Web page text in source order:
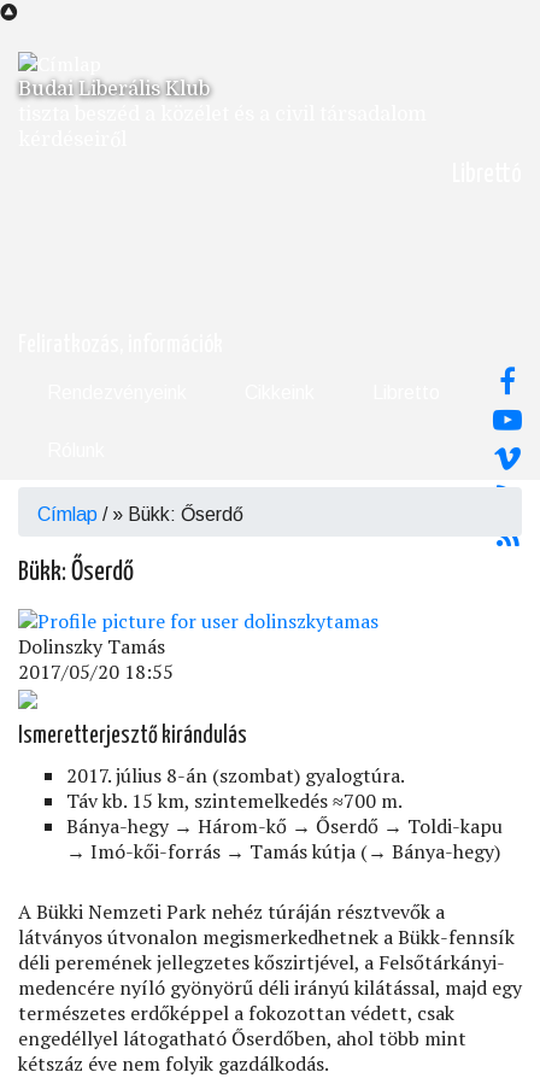
Ugrás
tartalomra
Budai Liberális Klub
Morzsa
Címlap / Bükk: Őserdő
Bükk: Őserdő
Dolinszky Tamás
2017/05/20 18:55
Ismeretterjesztő kirándulás
2017. július 8-án (szombat) gyalogtúra.
Táv kb. 15 km, szintemelkedés ≈700 m.
Bánya-hegy → Három-kő → Őserdő → Toldi-kapu
→ Imó-kői-forrás → Tamás kútja (→ Bánya-hegy)
A Bükki Nemzeti Park nehéz túráján résztvevők a
látványos útvonalon megismerkedhetnek a Bükk-fennsík
déli peremének jellegzetes kőszirtjével, a Felsőtárkányi-
medencére nyíló gyönyörű déli irányú kilátással, majd egy
természetes erdőképpel a fokozottan védett, csak
engedéllyel látogatható Őserdőben, ahol több mint
kétszáz éve nem folyik gazdálkodás.